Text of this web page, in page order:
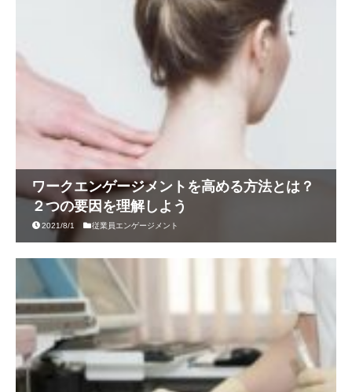
ワークエンゲージメントを高める方法とは？
２つの要因を理解しよう
2021/8/1 従業員エンゲージメント